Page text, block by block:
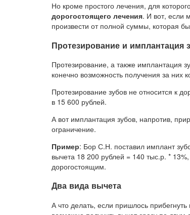
Но кроме простого лечения, для
дорогостоящего лечения. И вот, если
произвести от полной суммы, которая
Протезирование и имплантация
Протезирование, а также имплантация
конечно возможность получения за них
Протезирование зубов не относится к
в 15 600 рублей.
А вот имплантация зубов, напротив,
ограничение.
Пример: Бор С.Н. поставил имплант
вычета 18 200 рублей = 140 тыс.р. *
дорогостоящим.
Два вида вычета
А что делать, если пришлось